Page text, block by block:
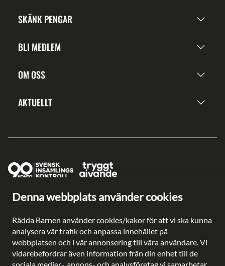
Denna webbplats använder cookies
Rädda Barnen använder cookies/kakor för att vi ska kunna
analysera vår trafik och anpassa innehållet på
webbplatsen och i vår annonsering till våra användare. Vi
vidarebefordrar även information från din enhet till de
SKÄNK PENGAR
BLI MEDLEM
OM OSS
AKTUELLT
Ge en gåva direkt
Plusgiro: 90 2003-3
Bankgiro: 902-0033
Säkra betalningar med